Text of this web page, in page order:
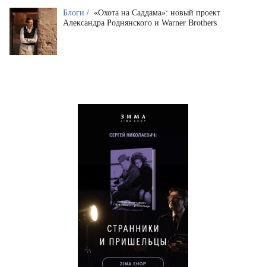
Блоги / «Охота на Саддама»: новый проект
Александра Роднянского и Warner Brothers